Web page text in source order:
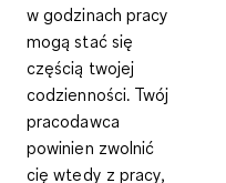
w godzinach pracy
mogą stać się
częścią twojej
codzienności. Twój
pracodawca
powinien zwolnić
cię wtedy z pracy,